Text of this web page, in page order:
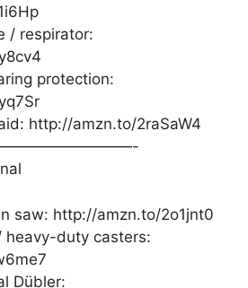
/ respirator:
protection:
http://amzn.to/2raSaW4
saw: http://amzn.to/2o1jnt0
heavy-duty casters:
Dübler: